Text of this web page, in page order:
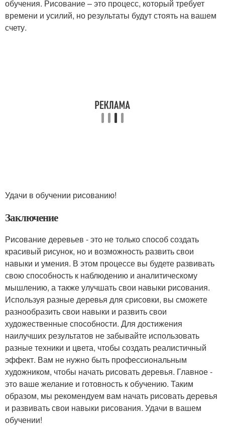
обучения. Рисование – это процесс, который требует
времени и усилий, но результаты будут стоять на вашем
счету.
Удачи в обучении рисованию!
Заключение
Рисование деревьев - это не только способ создать
красивый рисунок, но и возможность развить свои
навыки и умения. В этом процессе вы будете развивать
свою способность к наблюдению и аналитическому
мышлению, а также улучшать свои навыки рисования.
Используя разные деревья для срисовки, вы сможете
разнообразить свои навыки и развить свои
художественные способности. Для достижения
наилучших результатов не забывайте использовать
разные техники и цвета, чтобы создать реалистичный
эффект. Вам не нужно быть профессиональным
художником, чтобы начать рисовать деревья. Главное -
это ваше желание и готовность к обучению. Таким
образом, мы рекомендуем вам начать рисовать деревья
и развивать свои навыки рисования. Удачи в вашем
обучении!